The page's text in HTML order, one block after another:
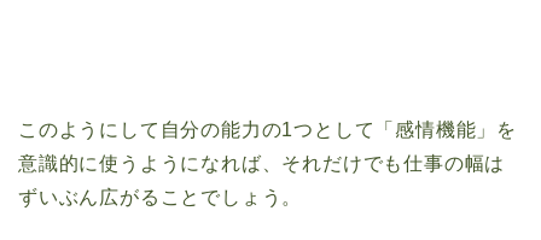
このようにして自分の能力の1つとして「感情機能」を
意識的に使うようになれば、それだけでも仕事の幅は
ずいぶん広がることでしょう。